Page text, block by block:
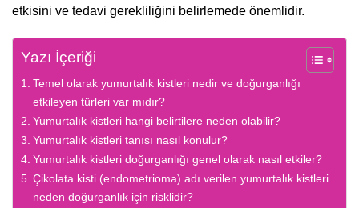
etkisini ve tedavi gerekliliğini belirlemede önemlidir.
Yazı İçeriği
Temel olarak yumurtalık kistleri nedir ve doğurganlığı
etkileyen türleri var mıdır?
Yumurtalık kistleri hangi belirtilere neden olabilir?
Yumurtalık kistleri tanısı nasıl konulur?
Yumurtalık kistleri doğurganlığı genel olarak nasıl etkiler?
Çikolata kisti (endometrioma) adı verilen yumurtalık kistleri
neden doğurganlık için risklidir?